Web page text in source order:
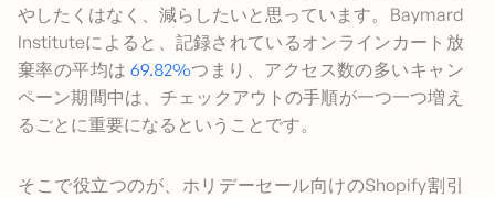
やしたくはなく、減らしたいと思っています。Baymard
Instituteによると、記録されているオンラインカート放
棄率の平均は 69.82%つまり、アクセス数の多いキャン
ペーン期間中は、チェックアウトの手順が一つ一つ増え
るごとに重要になるということです。
そこで役立つのが、ホリデーセール向けのShopify割引